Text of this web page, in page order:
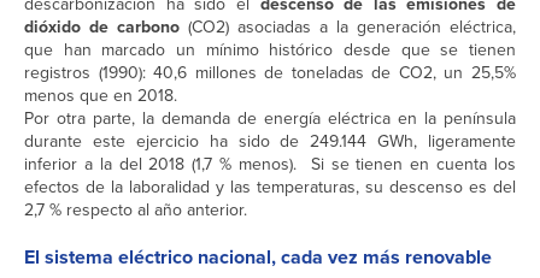
dióxido de carbono (CO2) asociadas a la generación eléctrica,
que han marcado un mínimo histórico desde que se tienen
registros (1990): 40,6 millones de toneladas de CO2, un 25,5%
menos que en 2018.
Por otra parte, la demanda de energía eléctrica en la península
durante este ejercicio ha sido de 249.144 GWh, ligeramente
inferior a la del 2018 (1,7 % menos). Si se tienen en cuenta los
efectos de la laboralidad y las temperaturas, su descenso es del
2,7 % respecto al año anterior.
El sistema eléctrico nacional, cada vez más renovable